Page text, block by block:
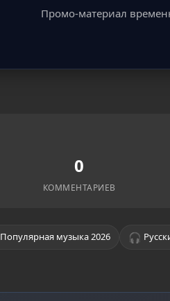
Промо-материал
0
КОММЕНТАРИЕВ
Популярная музыка 2026 🎧